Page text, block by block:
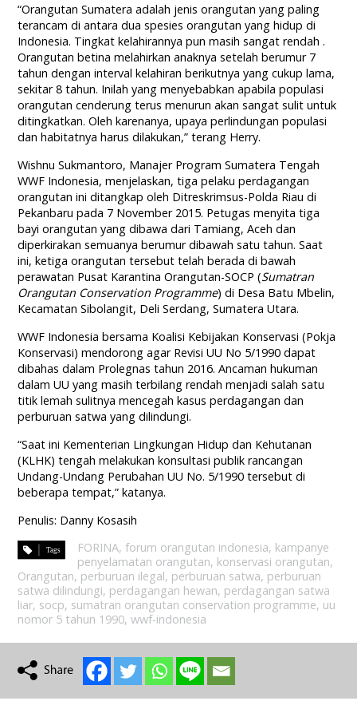
“Orangutan Sumatera adalah jenis orangutan yang paling
terancam di antara dua spesies orangutan yang hidup di
Indonesia. Tingkat kelahirannya pun masih sangat rendah .
Orangutan betina melahirkan anaknya setelah berumur 7
tahun dengan interval kelahiran berikutnya yang cukup lama,
sekitar 8 tahun. Inilah yang menyebabkan apabila populasi
orangutan cenderung terus menurun akan sangat sulit untuk
ditingkatkan. Oleh karenanya, upaya perlindungan populasi
dan habitatnya harus dilakukan,” terang Herry.
Wishnu Sukmantoro, Manajer Program Sumatera Tengah
WWF Indonesia, menjelaskan, tiga pelaku perdagangan
orangutan ini ditangkap oleh Ditreskrimsus-Polda Riau di
Pekanbaru pada 7 November 2015. Petugas menyita tiga
bayi orangutan yang dibawa dari Tamiang, Aceh dan
diperkirakan semuanya berumur dibawah satu tahun. Saat
ini, ketiga orangutan tersebut telah berada di bawah
perawatan Pusat Karantina Orangutan-SOCP (Sumatran
Orangutan Conservation Programme) di Desa Batu Mbelin,
Kecamatan Sibolangit, Deli Serdang, Sumatera Utara.
WWF Indonesia bersama Koalisi Kebijakan Konservasi (Pokja
Konservasi) mendorong agar Revisi UU No 5/1990 dapat
dibahas dalam Prolegnas tahun 2016. Ancaman hukuman
dalam UU yang masih terbilang rendah menjadi salah satu
titik lemah sulitnya mencegah kasus perdagangan dan
perburuan satwa yang dilindungi.
“Saat ini Kementerian Lingkungan Hidup dan Kehutanan
(KLHK) tengah melakukan konsultasi publik rancangan
Undang-Undang Perubahan UU No. 5/1990 tersebut di
beberapa tempat,” katanya.
Penulis: Danny Kosasih
FORINA,forum orangutan indonesia, kampanye
penyelamatan orangutan, konservasi orangutan,
Orangutan, perburuan ilegal, perburuan satwa, perburuan
satwa dilindungi, perdagangan hewan, perdagangan satwa
liar, socp, sumatran orangutan conservation programme, uu
nomor 5 tahun 1990,wwf-indonesia